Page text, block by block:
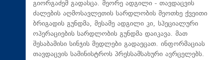
გიორგაძემ გადასცა. მეორე ადგილი - თავდაცვის
ძალების აღმოსავლეთის სარდლობის მეოთხე ქვეითი
ბრიგადის გუნდმა, მესამე ადგილი კი, სპეციალური
ოპერაციების სარდლობის გუნდმა დაიკავა. მათ
შესაბამისი სინჯის მედლები გადაეცათ. ინფორმაციას
თავდაცვის სამინისტროს პრესსამსახური ავრცელებს.